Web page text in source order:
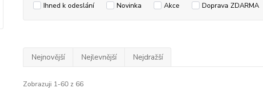
Ihned k odeslání Novinka Akce Doprava ZDARMA
Nejnovější Nejlevnější Nejdražší
Zobrazuji 1-60 z 66